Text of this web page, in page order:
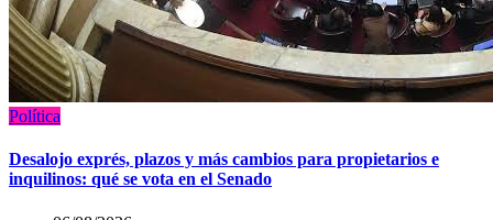
Política
Desalojo exprés, plazos y más cambios para propietarios e
inquilinos: qué se vota en el Senado